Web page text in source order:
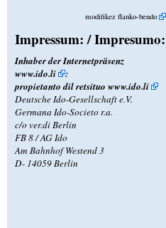
modifikez flanko-bendo
Impressum: / Impresumo:
Inhaber der Internetpräsenz
www.ido.li
:
propietanto dil retsituo www.ido.li
Deutsche Ido-Gesellschaft e.V.
Germana Ido-Societo r.a.
c/o ver.di Berlin
FB 8 / AG Ido
Am Bahnhof Westend 3
D- 14059 Berlin